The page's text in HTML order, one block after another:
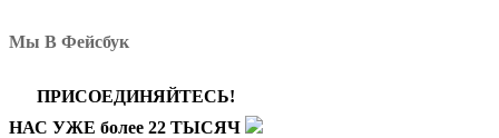
Мы В Фейсбук
ПРИСОЕДИНЯЙТЕСЬ!
НАС УЖЕ более 22 ТЫСЯЧ